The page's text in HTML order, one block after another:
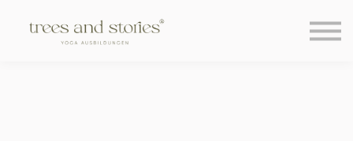
Learning Hub